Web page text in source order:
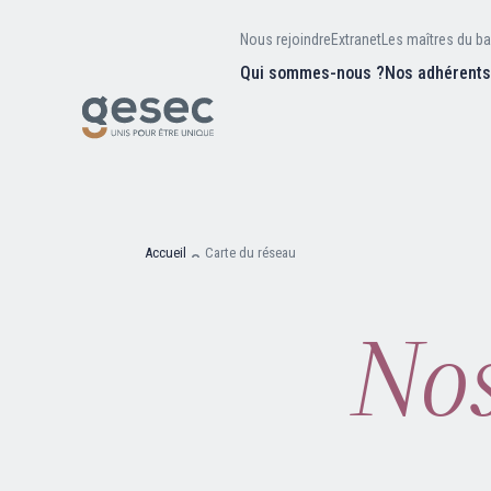
Nous rejoindreExtranet Les maîtres du
Qui sommes-nous ?Nos adhérents
Recherche
Accueil Carte du réseau